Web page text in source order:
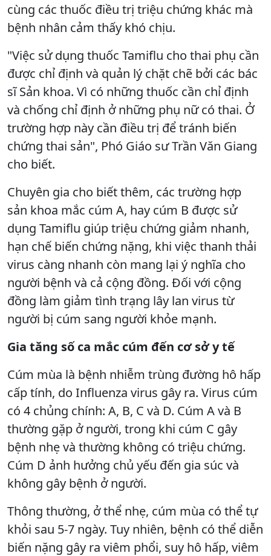
cùng các thuốc điều trị triệu chứng khác mà
bệnh nhân cảm thấy khó chịu.
"Việc sử dụng thuốc Tamiflu cho thai phụ cần
được chỉ định và quản lý chặt chẽ bởi các bác
sĩ Sản khoa. Vì có những thuốc cần chỉ định
và chống chỉ định ở những phụ nữ có thai. Ở
trường hợp này cần điều trị để tránh biến
chứng thai sản", Phó Giáo sư Trần Văn Giang
cho biết.
Chuyên gia cho biết thêm, các trường hợp
sản khoa mắc cúm A, hay cúm B được sử
dụng Tamiflu giúp triệu chứng giảm nhanh,
hạn chế biến chứng nặng, khi việc thanh thải
virus càng nhanh còn mang lại ý nghĩa cho
người bệnh và cả cộng đồng. Đối với cộng
đồng làm giảm tình trạng lây lan virus từ
người bị cúm sang người khỏe mạnh.
Gia tăng số ca mắc cúm đến cơ sở y tế
Cúm mùa là bệnh nhiễm trùng đường hô hấp
cấp tính, do Influenza virus gây ra. Virus cúm
có 4 chủng chính: A, B, C và D. Cúm A và B
thường gặp ở người, trong khi cúm C gây
bệnh nhẹ và thường không có triệu chứng.
Cúm D ảnh hưởng chủ yếu đến gia súc và
không gây bệnh ở người.
Thông thường, ở thể nhẹ, cúm mùa có thể tự
khỏi sau 5-7 ngày. Tuy nhiên, bệnh có thể diễn
biến nặng gây ra viêm phổi, suy hô hấp, viêm